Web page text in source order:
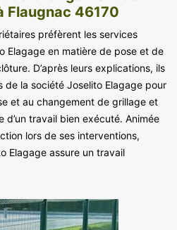
Flaugnac 46170
préfèrent les services
Elagage en matière de pose et de
D’après leurs explications, ils
de la société Joselito Elagage pour
et au changement de grillage et
travail bien exécuté. Animée
lors de ses interventions,
Elagage assure un travail